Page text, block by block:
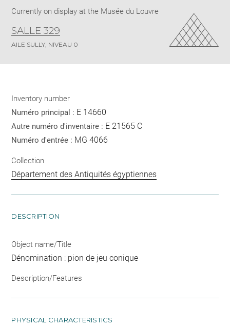
Currently on display at the Musée du Louvre
SALLE 329
AILE SULLY, NIVEAU 0
Inventory number
Numéro principal : E 14660
Autre numéro d'inventaire : E 21565 C
Numéro d'entrée : MG 4066
Collection
Département des Antiquités égyptiennes
DESCRIPTION
Object name/Title
Dénomination : pion de jeu conique
Description/Features
PHYSICAL CHARACTERISTICS